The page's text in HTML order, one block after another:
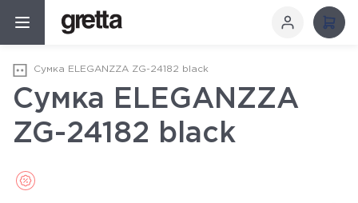
Сумка ELEGANZZA ZG-24182 black
Сумка ELEGANZZA
ZG-24182 black